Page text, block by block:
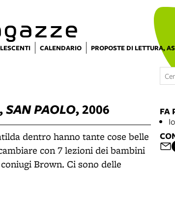
e
CALENDARIO PROPOSTE DI LETTURA,
SAN PAOLO, 2006
dentro hanno tante cose belle
con 7 lezioni dei bambini
Brown. Ci sono delle
FA